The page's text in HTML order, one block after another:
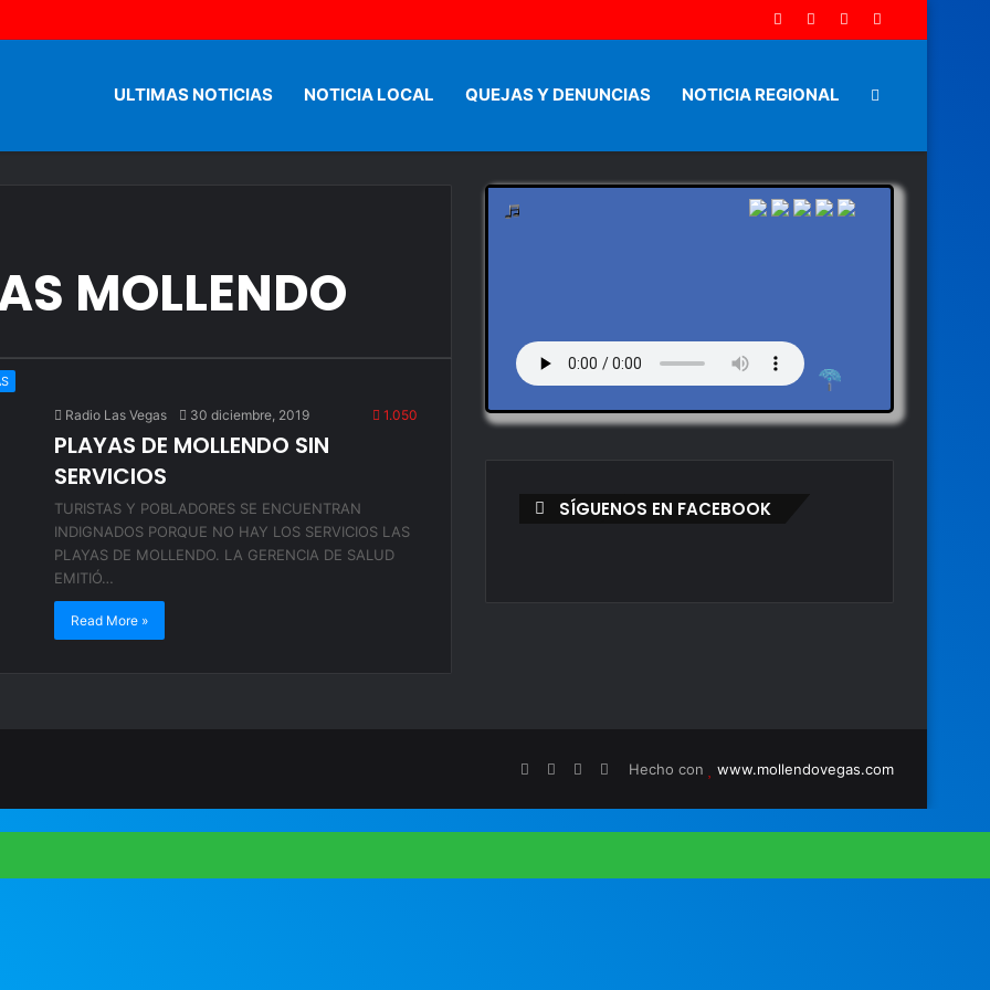
ULTIMAS NOTICIAS NOTICIA LOCAL QUEJAS Y DENUNCIAS NOTICIA REGIONAL
MOLLENDO
Radio Las Vegas 30 diciembre, 2019 1.050
PLAYAS DE MOLLENDO SIN
SERVICIOS
TURISTAS Y POBLADORES SE ENCUENTRAN
INDIGNADOS PORQUE NO HAY LOS SERVICIOS LAS
PLAYAS DE MOLLENDO. LA GERENCIA DE SALUD
EMITIÓ…
Read More »
SÍGUENOS EN FACEBOOK
Hecho con www.mollendovegas.com